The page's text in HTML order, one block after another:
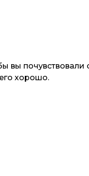
вы
хорошо.